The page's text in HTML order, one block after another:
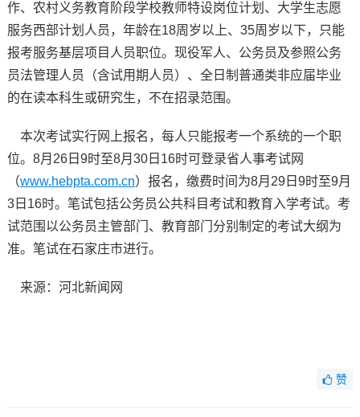
作、农村义务教育阶段学校教师特设岗位计划、大学生志愿
服务西部计划人员，年龄在18周岁以上、35周岁以下，只能
报考服务基层项目人员职位。现役军人、公务员及参照公务
员法管理人员（含试用期人员）、全日制普通类非应届毕业
的在读本科生或研究生，不在招录范围。
本次考试实行网上报名，每人只能报考一个系统的一个职
位。8月26日9时至8月30日16时可登录省人事考试网
（www.hebpta.com.cn）报名，缴费时间为8月29日9时至9月
3日16时。笔试包括公务员公共科目考试和教育入学考试。考
试范围以公务员主管部门、教育部门分别制定的考试大纲为
准。笔试在石家庄市进行。
来源：河北新闻网
赞